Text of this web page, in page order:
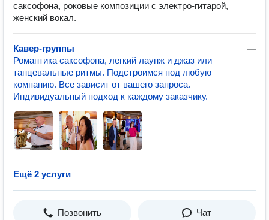
саксофона, роковые композиции с электро-гитарой,
женский вокал.
Кавер-группы
—
Романтика саксофона, легкий лаунж и джаз или
танцевальные ритмы. Подстроимся под любую
компанию. Все зависит от вашего запроса.
Индивидуальный подход к каждому заказчику.
Ещё 2 услуги
Позвонить Чат